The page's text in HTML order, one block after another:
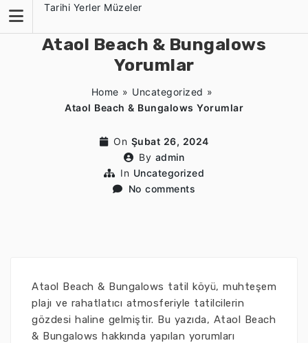
content
Tarihi Yerler Müzeler
Ataol Beach & Bungalows
Yorumlar
Home » Uncategorized »
Ataol Beach & Bungalows Yorumlar
On Şubat 26, 2024
By admin
In Uncategorized
No comments
Ataol Beach & Bungalows tatil köyü, muhteşem
plajı ve rahatlatıcı atmosferiyle tatilcilerin
gözdesi haline gelmiştir. Bu yazıda, Ataol Beach
& Bungalows hakkında yapılan yorumları